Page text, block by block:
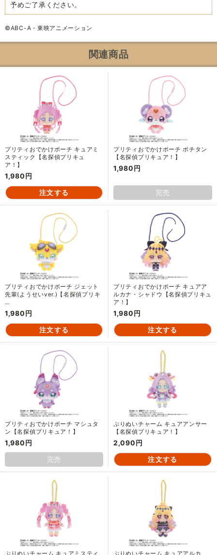
予めご了承ください。
©ABC-A・東映アニメーション
関連商品
プリティおでかけポーチ キュアミ
スティック【名探偵プリキュ
ア！】
1,980円
プリティおでかけポーチ ポチタン
【名探偵プリキュア！】
1,980円
完売
プリティおでかけポーチ ジェット
先輩(ようせいver.)【名探偵プリキ
…
1,980円
プリティおでかけポーチ キュアア
ルカナ・シャドウ【名探偵プリキュ
ア！】
1,980円
プリティおでかけポーチ マシュタ
ン【名探偵プリキュア！】
1,980円
完売
ぷりぬいチャーム キュアアンサー
【名探偵プリキュア！】
2,090円
ぷりぬいチャーム キュアミスティ ぷりぬいチャーム キュアアルカ